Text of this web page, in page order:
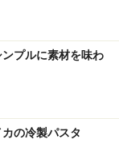
プルに素材を味わ
の冷製パスタ